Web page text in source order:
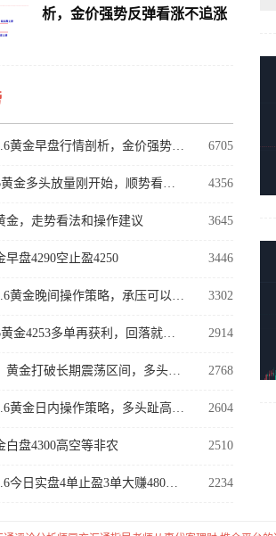
析，金价强势反弹看涨不追涨
许安丰：8.6黄金早盘行情剖析，金价强势反弹看涨不追涨 6705
李馨玥:8.6黄金多头放量刚开始，顺势看涨勿猜顶！ 4356
金，走势看法和操作建议 3645
早盘4290空止盈4250 3446
许安丰：8.6黄金晚间操作策略，承压可以短空一下！ 3302
李馨玥:8.6黄金4253多单再获利，回落就是做多机会！ 2914
金汇得手：黄金打破长期震荡区间，多头行情正式拉开序幕 2768
许安丰：8.6黄金日内操作策略，多头趾高气扬但藏凶险 2604
白盘4300高空等非农 2510
李诗冉：8.6今日实盘4单止盈3单大赚480点，晚间黄金回踩继续多。 2234